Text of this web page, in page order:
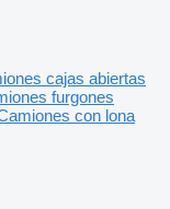
cajas abiertas
furgones
con lona